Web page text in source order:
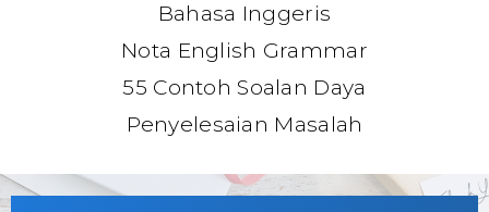
Bahasa Inggeris
Nota English Grammar
55 Contoh Soalan Daya
Penyelesaian Masalah